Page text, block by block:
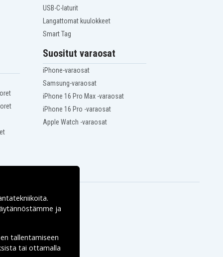
USB-C-laturit
Langattomat kuulokkeet
Smart Tag
Suositut varaosat
iPhone-varaosat
Samsung-varaosat
iPhone 16 Pro Max -varaosat
iPhone 16 Pro -varaosat
Apple Watch -varaosat
ja
tallentamiseen
tai ottamalla